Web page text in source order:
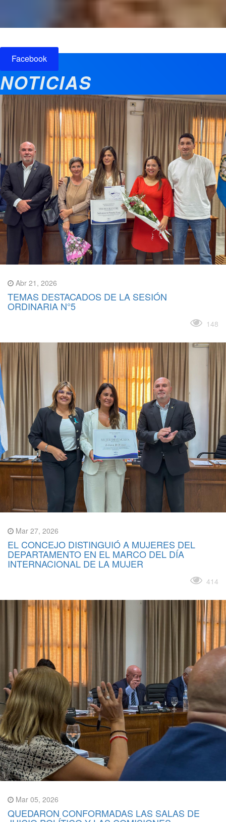
Facebook
NOTICIAS
Abr 21, 2026
TEMAS DESTACADOS DE LA SESIÓN
ORDINARIA N°5
148
Mar 27, 2026
EL CONCEJO DISTINGUIÓ A MUJERES DEL
DEPARTAMENTO EN EL MARCO DEL DÍA
INTERNACIONAL DE LA MUJER
414
Mar 05, 2026
QUEDARON CONFORMADAS LAS SALAS DE